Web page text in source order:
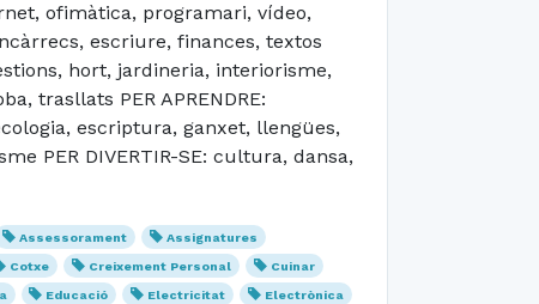
ofimàtica, programari, vídeo,
escriure, finances, textos
hort, jardineria, interiorisme,
trasllats PER APRENDRE:
escriptura, ganxet, llengües,
PER DIVERTIR-SE: cultura, dansa,
Assessorament
Assignatures
Cotxe Creixement Personal
Cuinar
Educació Electricitat
Electrònica